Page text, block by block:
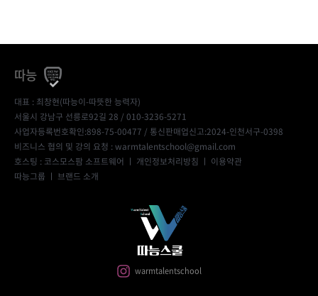
따능
대표 : 최창현(따능이-따뜻한 능력자)
서울시 강남구 선릉로92길 28 / 010-3236-5271
사업자등록번호확인:898-75-00477 / 통신판매업신고:2024-인천서구-0398
비즈니스 협의 및 강의 요청 : warmtalentschool@gmail.com
호스팅 : 코스모스팜 소프트웨어 ㅣ 개인정보처리방침 ㅣ 이용약관
따능그룹 ㅣ 브랜드 소개
warmtalentschool